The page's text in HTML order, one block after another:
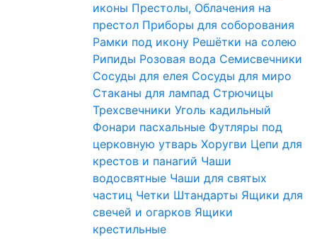
иконы Престолы, Облачения на
престол Приборы для соборования
Рамки под икону Решётки на солею
Рипиды Розовая вода Семисвечники
Сосуды для елея Сосуды для миро
Стаканы для лампад Стрючицы
Трехсвечники Уголь кадильный
Фонари пасхальные Футляры под
церковную утварь Хоругви Цепи для
крестов и панагий Чаши
водосвятные Чаши для святых
частиц Четки Штандарты Ящики для
свечей и огарков Ящики
крестильные